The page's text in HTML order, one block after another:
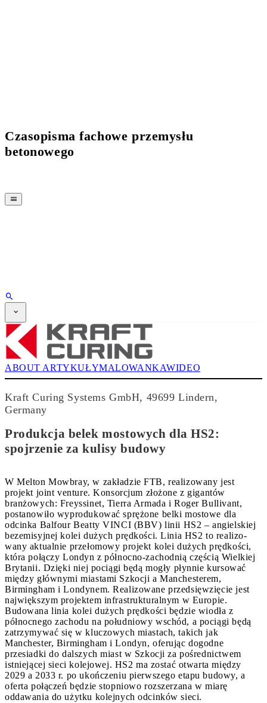
Czasopisma fachowe przemysłu
betonowego
Magazyn
CPI-TV
WYDARZENIA
BUYERS' GUIDE
JOB BRIDGE
NEWSLETTER
REKLAMA
ABONAMENT
ABOUT ARTYKUŁYMALOWANKAWIDEO
Kraft Curing Systems GmbH, 49699 Lindern,
Germany
Produkcja belek mostowych dla HS2:
spojrzenie za kulisy budowy
W Melton Mowbray, w zakładzie FTB, realizowany jest
projekt joint venture. Konsorcjum złożone z gigantów
branżowych: Freyssinet, Tierra Armada i Roger Bullivant,
postanowiło wyprodukować sprężone belki mostowe dla
odcinka Balfour Beatty VINCI (BBV) linii HS2 – angielskiej
bezemisyjnej kolei dużych prędkości. Linia HS2 to realizo-
wany aktualnie przełomowy projekt kolei dużych prędkości,
która połączy Londyn z północno-zachodnią częścią Wielkiej
Brytanii. Dzięki niej pociągi będą mogły płynnie kursować
między głównymi miastami Szkocji a Manchesterem,
Birmingham i Londynem. Realizowane przedsięwzięcie jest
największym projektem infrastrukturalnym w Europie.
Budowana linia kolei dużych prędkości będzie wiodła z
północnego zachodu na południowy wschód, a pociągi będą
zatrzymywać się w kluczowych miastach, takich jak
Manchester, Birmingham i Londyn, oferując dogodne
przesiadki do dalszych miast w Szkocji za pośrednictwem
istniejącej sieci kolejowej. HS2 ma zostać otwarta między
2029 a 2033 r. po ukończeniu pierwszego etapu budowy, a
oferta połączeń będzie stopniowo rozszerzana w miarę
oddawania do użytku kolejnych odcinków sieci.